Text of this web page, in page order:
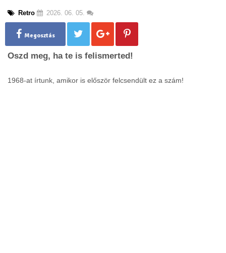
Retro 2026. 06. 05.
Megosztás
Oszd meg, ha te is felismerted!
1968-at írtunk, amikor is először felcsendült ez a szám!